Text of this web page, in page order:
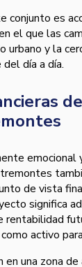
conjunto es
el que las
urbano y la
día a día.
emocional
de vista
significa
activo
en una zona